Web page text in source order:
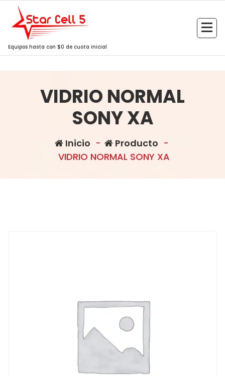
Saltar
contenido
Equipos hasta con $0 de cuota inicial
VIDRIO NORMAL
SONY XA
Inicio - Producto -
VIDRIO NORMAL SONY XA